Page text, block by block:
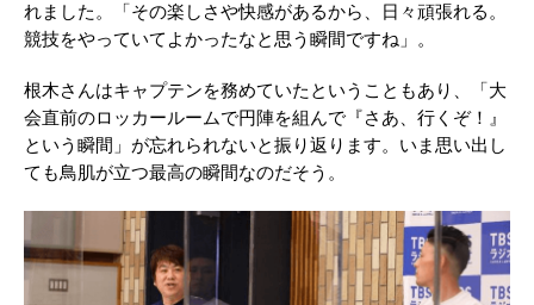
れました。「その楽しさや快感があるから、日々頑張れる。
競技をやっていてよかったなと思う瞬間ですね」。
根木さんはキャプテンを務めていたということもあり、「大
会直前のロッカールームで円陣を組んで『さあ、行くぞ！』
という瞬間」が忘れられないと振り返ります。いま思い出し
ても鳥肌が立つ最高の瞬間なのだそう。